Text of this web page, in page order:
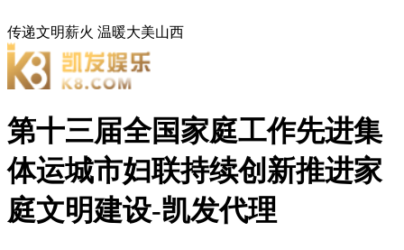
传递文明薪火 温暖大美山西
第十三届全国家庭工作先进集
体运城市妇联持续创新推进家
庭文明建设-凯发代理